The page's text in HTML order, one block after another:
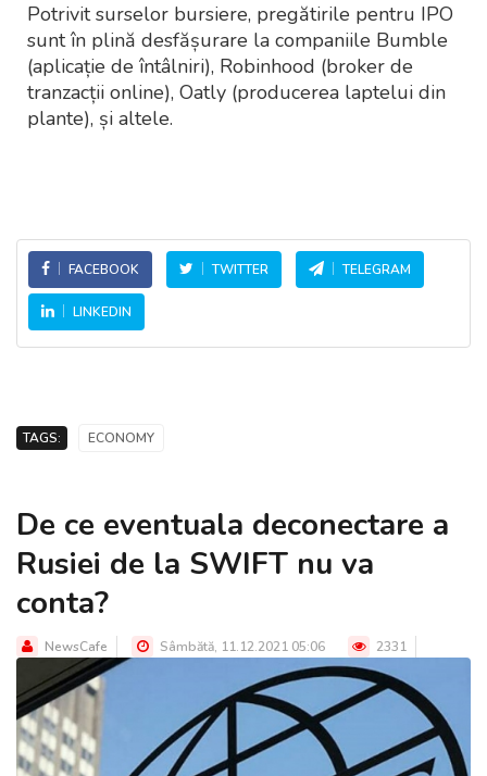
Potrivit surselor bursiere, pregătirile pentru IPO
sunt în plină desfășurare la companiile Bumble
(aplicație de întâlniri), Robinhood (broker de
tranzacții online), Oatly (producerea laptelui din
plante), și altele.
FACEBOOK TWITTER TELEGRAM
LINKEDIN
TAGS: ECONOMY
De ce eventuala deconectare a
Rusiei de la SWIFT nu va
conta?
NewsCafe Sâmbătă, 11.12.2021 05:06 2331